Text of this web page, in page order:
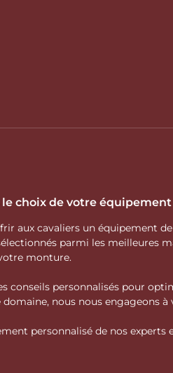
choix de votre équipement
aux cavaliers un équipement
parmi les meilleures
monture.
conseils personnalisés pour
nous nous engageons
personnalisé de nos